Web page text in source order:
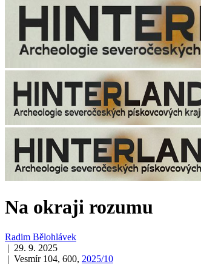
Na okraji rozumu
Radim Bělohlávek
| 29. 9. 2025
| Vesmír 104, 600, 2025/10